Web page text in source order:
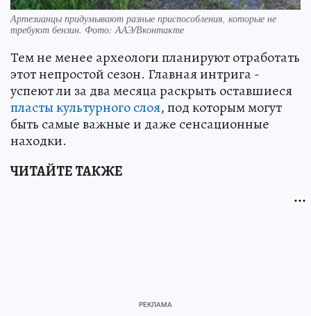
Артезианцы придумывают разные приспособления, которые не
требуют бензин. Фото: ААЭ/Вконтакте
Тем не менее археологи планируют отработать
этот непростой сезон. Главная интрига -
успеют ли за два месяца раскрыть оставшиеся
пласты культурного слоя, под которым могут
быть самые важные и даже сенсационные
находки.
ЧИТАЙТЕ ТАКЖЕ